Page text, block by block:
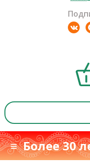
≡ Более 30